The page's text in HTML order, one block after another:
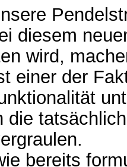
diesem
wird,
einer der
die
bereits